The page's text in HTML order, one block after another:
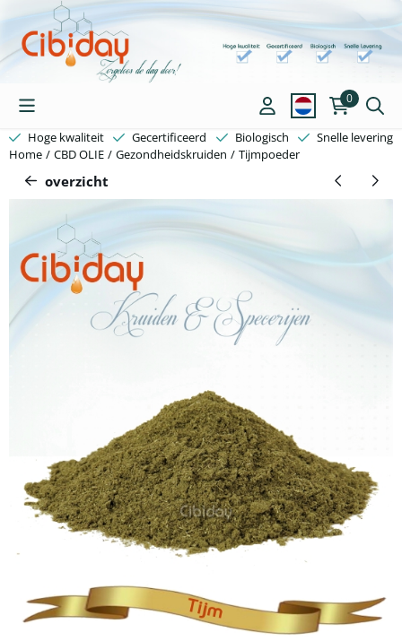
Cookievoorkeuren zijn beschikbaar. Kies instellingen of sta alle
0
Hoge kwaliteit Gecertificeerd Biologisch
Snelle levering
Home / CBD OLIE / Gezondheidskruiden / Tijmpoeder
overzicht